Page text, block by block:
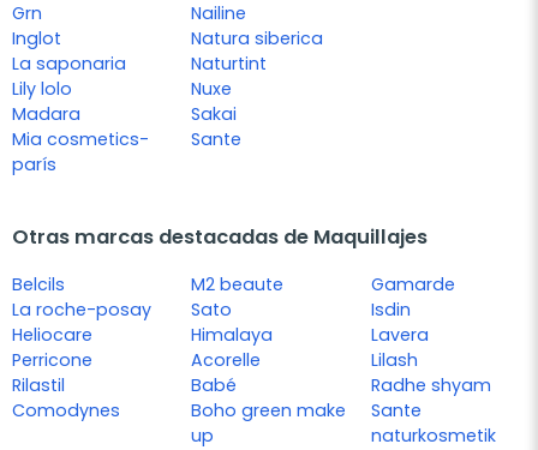
Grn
Inglot
La saponaria
Lily lolo
Madara
Mia cosmetics-
parís
Nailine
Natura siberica
Naturtint
Nuxe
Sakai
Sante
Otras marcas destacadas de Maquillajes
Belcils
La roche-posay
Heliocare
Perricone
Rilastil
Comodynes
M2 beaute
Sato
Himalaya
Acorelle
Babé
Boho green make
up
Gamarde
Isdin
Lavera
Lilash
Radhe shyam
Sante
naturkosmetik